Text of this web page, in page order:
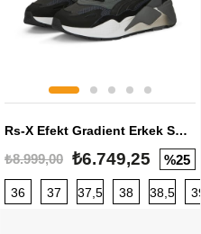
Rs-X Efekt Gradient Erkek Sneaker
₺8.999,00 ₺6.749,25 %25
36 37 37,5 38 38,5 39